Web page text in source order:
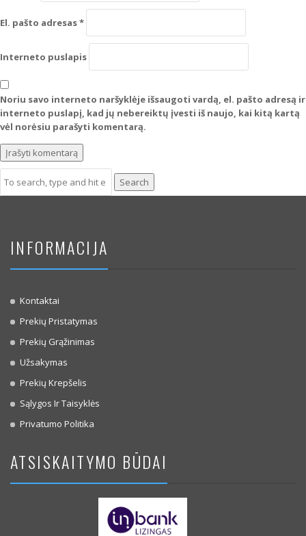
El. pašto adresas*
Interneto puslapis
Noriu savo interneto naršyklėje išsaugoti vardą, el. pašto adresą ir
interneto puslapį, kad jų nebereiktų įvesti iš naujo, kai kitą kartą
vėl norėsiu parašyti komentarą.
Search
INFORMACIJA
Kontaktai
Prekių Pristatymas
Prekių Grąžinimas
Užsakymas
Prekių Krepšelis
Sąlygos Ir Taisyklės
Privatumo Politika
ATSISKAITYMO BŪDAI